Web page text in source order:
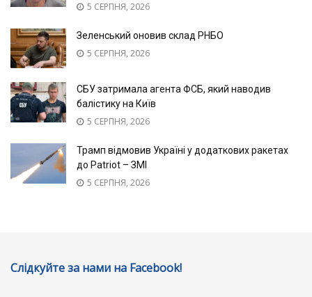
5 СЕРПНЯ, 2026
Зеленський оновив склад РНБО
5 СЕРПНЯ, 2026
СБУ затримала агента ФСБ, який наводив
балістику на Київ
5 СЕРПНЯ, 2026
Трамп відмовив Україні у додаткових ракетах
до Patriot – ЗМІ
5 СЕРПНЯ, 2026
Слідкуйте за нами на Facebook!